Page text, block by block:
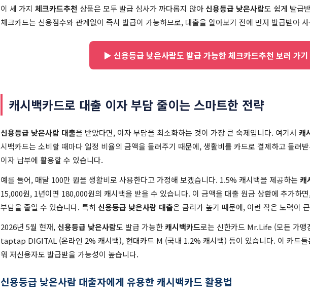
이 세 가지 체크카드추천 상품은 모두 발급 심사가 까다롭지 않아 신용등급 낮은사람도 쉽게 발급
체크카드는 신용점수와 관계없이 즉시 발급이 가능하므로, 대출을 알아보기 전에 먼저 발급받아
▶ 신용등급 낮은사람도 발급 가능한 체크카드추천 보러 가기
캐시백카드로 대출 이자 부담 줄이는 스마트한 전략
신용등급 낮은사람 대출을 받았다면, 이자 부담을 최소화하는 것이 가장 큰 숙제입니다. 여기서 캐
시백카드는 소비할 때마다 일정 비율의 금액을 돌려주기 때문에, 생활비를 카드로 결제하고 돌려
이자 납부에 활용할 수 있습니다.
예를 들어, 매달 100만 원을 생활비로 사용한다고 가정해 보겠습니다. 1.5% 캐시백을 제공하는 캐
15,000원, 1년이면 180,000원의 캐시백을 받을 수 있습니다. 이 금액을 대출 원금 상환에 추가하
부담을 줄일 수 있습니다. 특히 신용등급 낮은사람 대출은 금리가 높기 때문에, 이런 작은 노력이
2026년 5월 현재, 신용등급 낮은사람도 발급 가능한캐시백카드로는 신한카드 Mr.Life (모든 가맹
taptap DIGITAL (온라인 2% 캐시백), 현대카드 M (국내 1.2% 캐시백) 등이 있습니다. 이 카드들
워 저신용자도 발급받을 가능성이 높습니다.
신용등급 낮은사람 대출자에게 유용한 캐시백카드 활용법